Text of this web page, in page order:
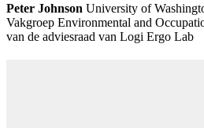
Peter Johnson University of
Vakgroep Environmental and
van de adviesraad van Logi Ergo Lab